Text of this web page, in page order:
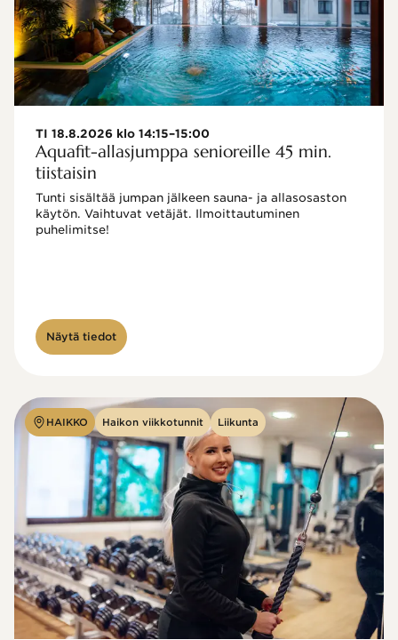
TI 18.8.2026 klo 14:15–15:00
Aquafit-allasjumppa senioreille 45 min.
tiistaisin
Tunti sisältää jumpan jälkeen sauna- ja allasosaston
käytön. Vaihtuvat vetäjät. Ilmoittautuminen
puhelimitse!
Näytä tiedot
HAIKKO Haikon viikkotunnit Liikunta